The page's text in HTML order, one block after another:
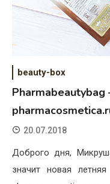
beauty-box
20.07.2018
Доброго дня,
значит новая